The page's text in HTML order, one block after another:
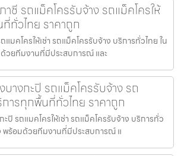
าชี รถแม็คโครรับจ้าง รถแม็คโครให้
ทั่วไทย ราคาถูก
แมคโครให้เช่า รถแม็คโครรับจ้าง บริการทั่วไทย ใน
วยทีมงานที่มีประสบการณ์ และ
บางกะปิ รถแม็คโครรับจ้าง รถ
การทุกพื้นที่ทั่วไทย ราคาถูก
ปิ รถแมคโครให้เช่า รถแม็คโครรับจ้าง บริการทั่ว
พร้อมด้วยทีมงานที่มีประสบการณ์ แ